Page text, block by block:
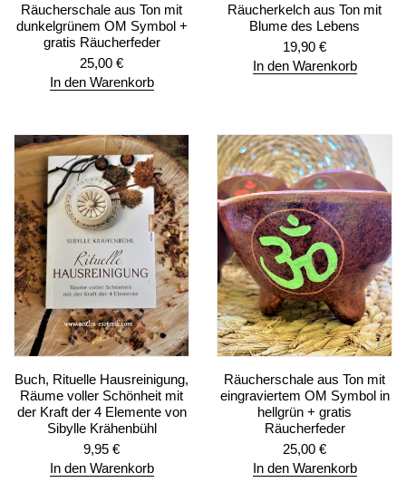
Räucherschale aus Ton mit
dunkelgrünem OM Symbol +
gratis Räucherfeder
25,00 €
In den Warenkorb
Räucherkelch aus Ton mit
Blume des Lebens
19,90 €
In den Warenkorb
Buch, Rituelle Hausreinigung,
Räume voller Schönheit mit
der Kraft der 4 Elemente von
Sibylle Krähenbühl
9,95 €
In den Warenkorb
Räucherschale aus Ton mit
eingraviertem OM Symbol in
hellgrün + gratis
Räucherfeder
25,00 €
In den Warenkorb